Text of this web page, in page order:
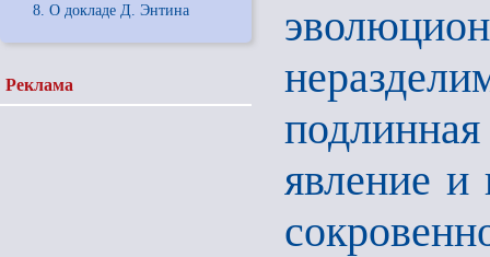
О докладе Д. Энтина
Реклама
явление и